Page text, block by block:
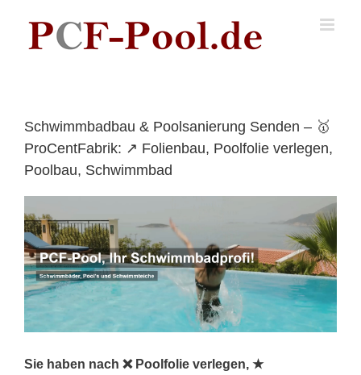
content
Schwimmbadbau & Poolsanierung Senden – 🥇
ProCentFabrik: ↗️ Folienbau, Poolfolie verlegen,
Poolbau, Schwimmbad
Sie haben nach ❌ Poolfolie verlegen, ★